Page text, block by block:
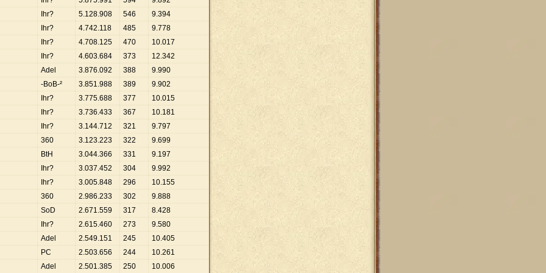
Ihr?
5.128.908 546 9.394
Ihr?
4.742.118 485 9.778
Ihr?
4.708.125 470 10.017
Ihr?
4.603.684 373 12.342
Adel
3.876.092 388 9.990
-BoB-²
3.851.988 389 9.902
Ihr?
3.775.688 377 10.015
Ihr?
3.736.433 367 10.181
Ihr?
3.144.712 321 9.797
360
3.123.223 322 9.699
BtH
3.044.366 331 9.197
Ihr?
3.037.452 304 9.992
Ihr?
3.005.848 296 10.155
360
2.986.233 302 9.888
SoD
2.671.559 317 8.428
Ihr?
2.615.460 273 9.580
Adel
2.549.151 245 10.405
PC
2.503.656 244 10.261
Adel
2.501.385 250 10.006